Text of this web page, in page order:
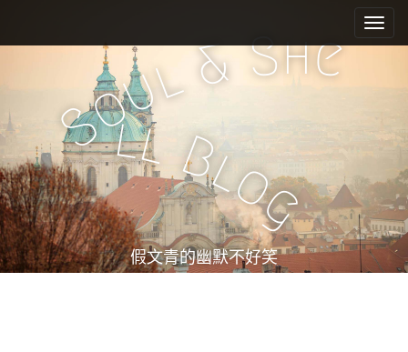
e
n
u
i
c
n
t
e
n
t
Soul&She
ll Bl
og
假文青的幽默不好笑